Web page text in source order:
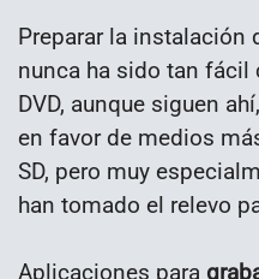
Preparar la instalación
nunca ha sido tan fácil
DVD, aunque siguen
en favor de medios
SD, pero muy
han tomado el relevo
Aplicaciones para